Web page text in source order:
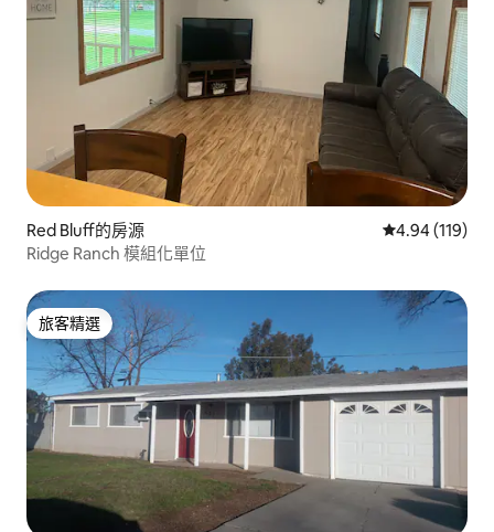
Red Bluff的房源 從 119 則評價
4.94 (119)
Ridge Ranch 模組化單位
旅客精選
旅客精選